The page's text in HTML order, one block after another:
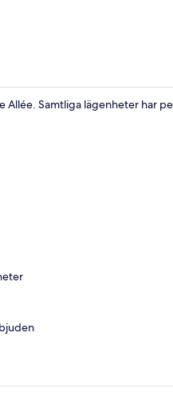
Allée. Samtliga lägenheter har